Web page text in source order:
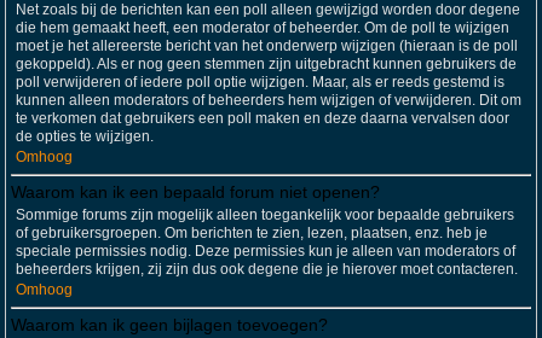
Net zoals bij de berichten kan een poll alleen gewijzigd worden door degene
die hem gemaakt heeft, een moderator of beheerder. Om de poll te wijzigen
moet je het allereerste bericht van het onderwerp wijzigen (hieraan is de poll
gekoppeld). Als er nog geen stemmen zijn uitgebracht kunnen gebruikers de
poll verwijderen of iedere poll optie wijzigen. Maar, als er reeds gestemd is
kunnen alleen moderators of beheerders hem wijzigen of verwijderen. Dit om
te verkomen dat gebruikers een poll maken en deze daarna vervalsen door
de opties te wijzigen.
Omhoog
Waarom kan ik een bepaald forum niet openen?
Sommige forums zijn mogelijk alleen toegankelijk voor bepaalde gebruikers
of gebruikersgroepen. Om berichten te zien, lezen, plaatsen, enz. heb je
speciale permissies nodig. Deze permissies kun je alleen van moderators of
beheerders krijgen, zij zijn dus ook degene die je hierover moet contacteren.
Omhoog
Waarom kan ik geen bijlagen toevoegen?